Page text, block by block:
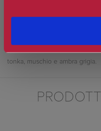
di scaturire ancora oggi dalla
imprimendosi sulla pelle, e
olfattive sono orientali e
tonka, muschio e ambra grigia.